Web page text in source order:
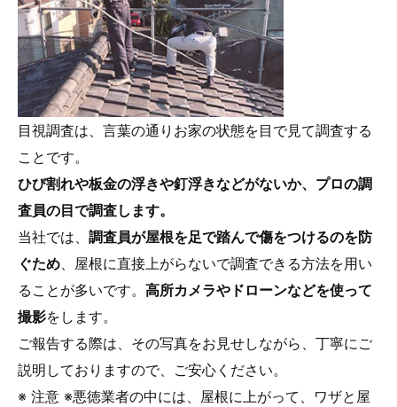
目視調査は、言葉の通りお家の状態を目で見て調査する
ことです。
ひび割れや板金の浮きや釘浮きなどがないか、プロの調
査員の目で調査します。
当社では、調査員が屋根を足で踏んで傷をつけるのを防
ぐため、屋根に直接上がらないで調査できる方法を用い
ることが多いです。高所カメラやドローンなどを使って
撮影をします。
ご報告する際は、その写真をお見せしながら、丁寧にご
説明しておりますので、ご安心ください。
※ 注意 ※悪徳業者の中には、屋根に上がって、ワザと屋